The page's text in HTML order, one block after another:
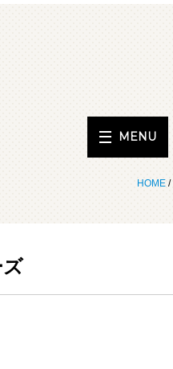
MENU
HOME /